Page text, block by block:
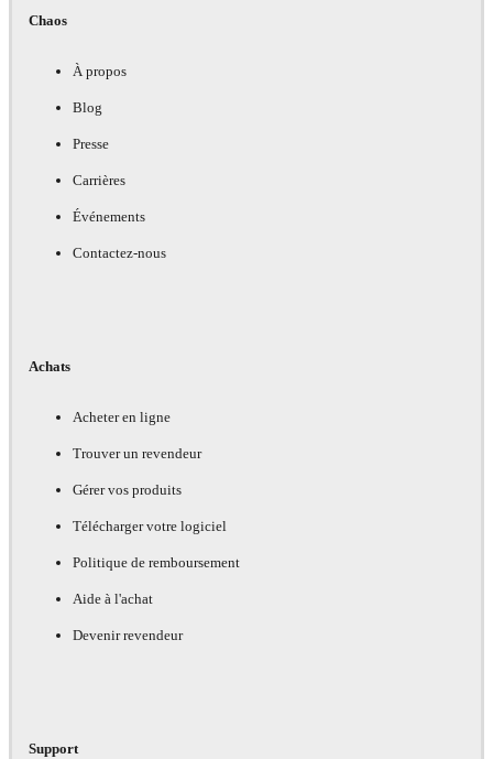
Chaos
À propos
Blog
Presse
Carrières
Événements
Contactez-nous
Achats
Acheter en ligne
Trouver un revendeur
Gérer vos produits
Télécharger votre logiciel
Politique de remboursement
Aide à l'achat
Devenir revendeur
Support